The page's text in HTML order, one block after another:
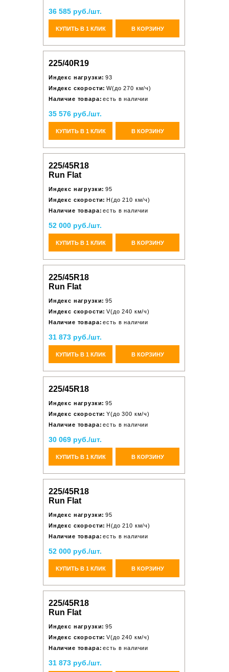
36 585 руб./шт.
КУПИТЬ В 1 КЛИК В КОРЗИНУ
225/40R19
Индекс нагрузки: 93
Индекс скорости: W(до 270 км/ч)
Наличие товара: есть в наличии
35 576 руб./шт.
КУПИТЬ В 1 КЛИК В КОРЗИНУ
225/45R18
Run Flat
Индекс нагрузки: 95
Индекс скорости: H(до 210 км/ч)
Наличие товара: есть в наличии
52 000 руб./шт.
КУПИТЬ В 1 КЛИК В КОРЗИНУ
225/45R18
Run Flat
Индекс нагрузки: 95
Индекс скорости: V(до 240 км/ч)
Наличие товара: есть в наличии
31 873 руб./шт.
КУПИТЬ В 1 КЛИК В КОРЗИНУ
225/45R18
Индекс нагрузки: 95
Индекс скорости: Y(до 300 км/ч)
Наличие товара: есть в наличии
30 069 руб./шт.
КУПИТЬ В 1 КЛИК В КОРЗИНУ
225/45R18
Run Flat
Индекс нагрузки: 95
Индекс скорости: H(до 210 км/ч)
Наличие товара: есть в наличии
52 000 руб./шт.
КУПИТЬ В 1 КЛИК В КОРЗИНУ
225/45R18
Run Flat
Индекс нагрузки: 95
Индекс скорости: V(до 240 км/ч)
Наличие товара: есть в наличии
31 873 руб./шт.